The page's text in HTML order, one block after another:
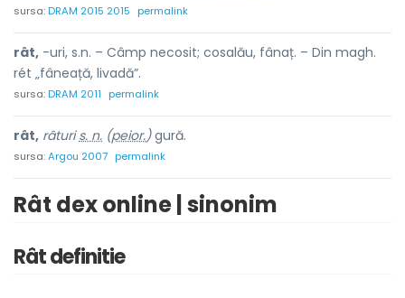
sursa:DRAM 2015 2015 permalink
rât, -uri, s.n. – Câmp necosit; cosalău, fânaț. – Din magh.
rét „fâneață, livadă”.
sursa:DRAM 2011 permalink
rât, râturis. n. (peior.)gură.
sursa:Argou 2007 permalink
Rât dex online | sinonim
Rât definitie